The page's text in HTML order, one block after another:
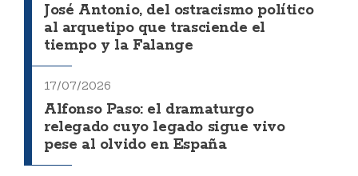
José Antonio, del ostracismo político
al arquetipo que trasciende el
tiempo y la Falange
17/07/2026
Alfonso Paso: el dramaturgo
relegado cuyo legado sigue vivo
pese al olvido en España